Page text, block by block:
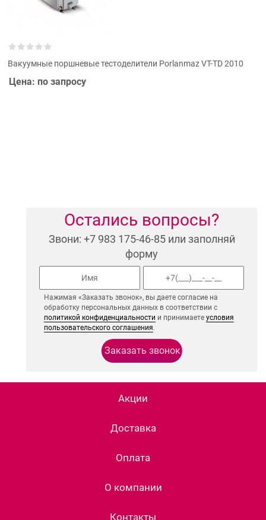
Вакуумные поршневые тестоделители Porlanmaz VT-TD 2010
Цена: по запросу
Остались вопросы?
Звони: +7 983 175-46-85 или заполняй
форму
Нажимая «Заказать звонок», вы даете согласие на
обработку персональных данных в соответствии с
политикой конфиденциальности и принимаетеусловия
пользовательского соглашения.
Акции
Доставка
Оплата
О компании
Контакты